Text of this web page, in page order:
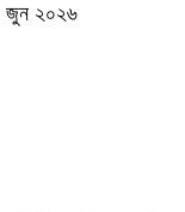
জুন ২০২৬